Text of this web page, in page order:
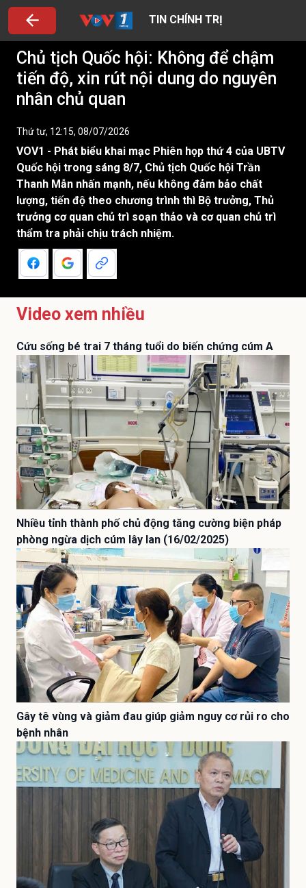
TIN CHÍNH TRỊ
Chủ tịch Quốc hội: Không để chậm
tiến độ, xin rút nội dung do nguyên
nhân chủ quan
Thứ tư, 12:15, 08/07/2026
VOV1 - Phát biểu khai mạc Phiên họp thứ 4 của UBTV
Quốc hội trong sáng 8/7, Chủ tịch Quốc hội Trần
Thanh Mẫn nhấn mạnh, nếu không đảm bảo chất
lượng, tiến độ theo chương trình thì Bộ trưởng, Thủ
trưởng cơ quan chủ trì soạn thảo và cơ quan chủ trì
thẩm tra phải chịu trách nhiệm.
Video xem nhiều
Cứu sống bé trai 7 tháng tuổi do biến chứng cúm A
Nhiều tỉnh thành phố chủ động tăng cường biện pháp
phòng ngừa dịch cúm lây lan (16/02/2025)
Gây tê vùng và giảm đau giúp giảm nguy cơ rủi ro cho
bệnh nhân